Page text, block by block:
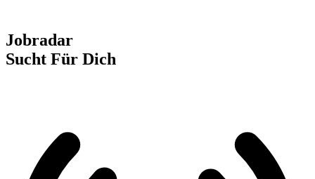
Jobradar
Sucht Für Dich